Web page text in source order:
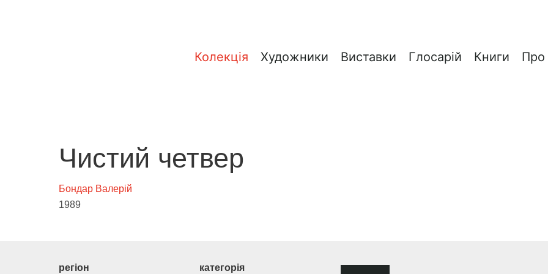
Колекція Художники Виставки Глосарій Книги Про
Чистий четвер
Бондар Валерій
1989
регіон категорія